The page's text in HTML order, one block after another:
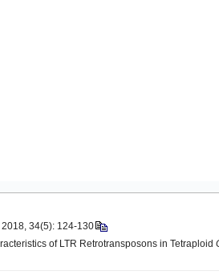
2018, 34(5): 124-130
of LTR Retrotransposons in Tetraploid